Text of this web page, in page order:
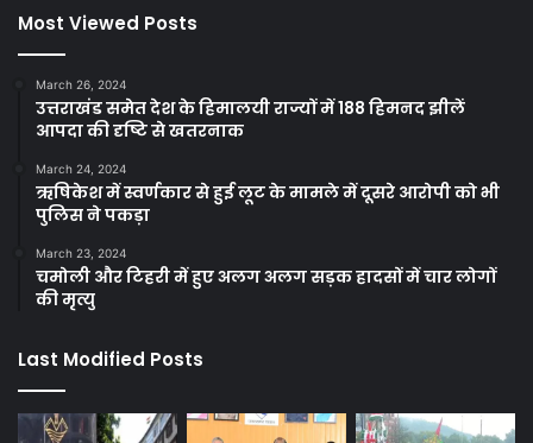
Most Viewed Posts
March 26, 2024
उत्तराखंड समेत देश के हिमालयी राज्यों में 188 हिमनद झीलें
आपदा की दृष्टि से खतरनाक
March 24, 2024
ऋषिकेश में स्वर्णकार से हुई लूट के मामले में दूसरे आरोपी को भी
पुलिस ने पकड़ा
March 23, 2024
चमोली और टिहरी में हुए अलग अलग सड़क हादसों में चार लोगों
की मृत्यु
Last Modified Posts